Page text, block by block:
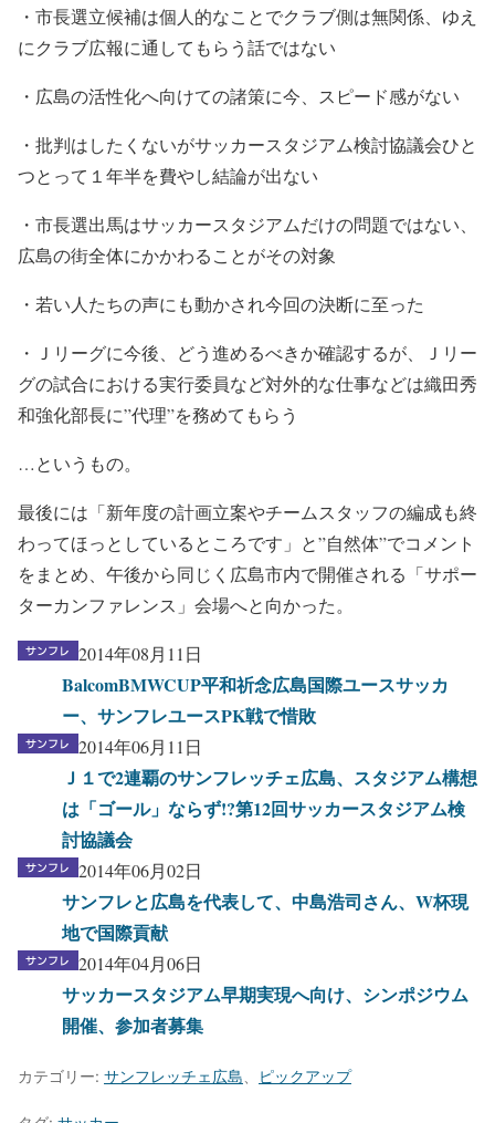
・市長選立候補は個人的なことでクラブ側は無関係、ゆえ
にクラブ広報に通してもらう話ではない
・広島の活性化へ向けての諸策に今、スピード感がない
・批判はしたくないがサッカースタジアム検討協議会ひと
つとって１年半を費やし結論が出ない
・市長選出馬はサッカースタジアムだけの問題ではない、
広島の街全体にかかわることがその対象
・若い人たちの声にも動かされ今回の決断に至った
・Ｊリーグに今後、どう進めるべきか確認するが、Ｊリー
グの試合における実行委員など対外的な仕事などは織田秀
和強化部長に”代理”を務めてもらう
…というもの。
最後には「新年度の計画立案やチームスタッフの編成も終
わってほっとしているところです」と”自然体”でコメント
をまとめ、午後から同じく広島市内で開催される「サポー
ターカンファレンス」会場へと向かった。
2014年08月11日
BalcomBMWCUP平和祈念広島国際ユースサッカ
ー、サンフレユースPK戦で惜敗
2014年06月11日
Ｊ１で2連覇のサンフレッチェ広島、スタジアム構想
は「ゴール」ならず!?第12回サッカースタジアム検
討協議会
2014年06月02日
サンフレと広島を代表して、中島浩司さん、W杯現
地で国際貢献
2014年04月06日
サッカースタジアム早期実現へ向け、シンポジウム
開催、参加者募集
カテゴリー: サンフレッチェ広島 ピックアップ